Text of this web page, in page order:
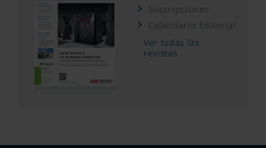
Suscripciones
Calendario Editorial
Ver todas las
revistas